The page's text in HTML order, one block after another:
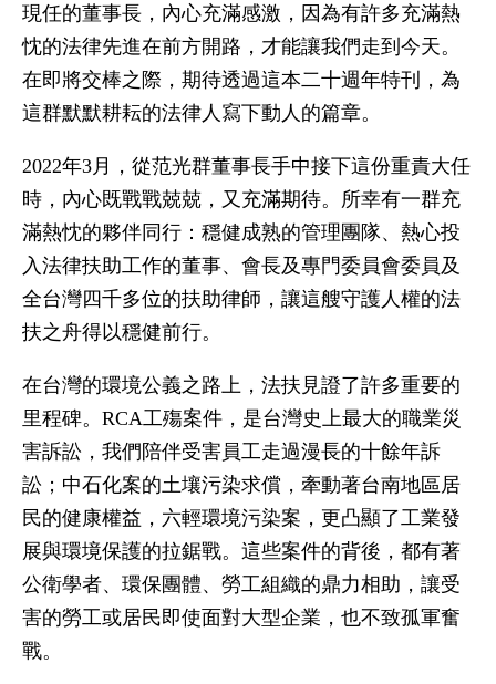
現任的董事長，內心充滿感激，因為有許多充滿熱
忱的法律先進在前方開路，才能讓我們走到今天。
在即將交棒之際，期待透過這本二十週年特刊，為
這群默默耕耘的法律人寫下動人的篇章。
2022年3月，從范光群董事長手中接下這份重責大任
時，內心既戰戰兢兢，又充滿期待。所幸有一群充
滿熱忱的夥伴同行：穩健成熟的管理團隊、熱心投
入法律扶助工作的董事、會長及專門委員會委員及
全台灣四千多位的扶助律師，讓這艘守護人權的法
扶之舟得以穩健前行。
在台灣的環境公義之路上，法扶見證了許多重要的
里程碑。RCA工殤案件，是台灣史上最大的職業災
害訴訟，我們陪伴受害員工走過漫長的十餘年訴
訟；中石化案的土壤污染求償，牽動著台南地區居
民的健康權益，六輕環境污染案，更凸顯了工業發
展與環境保護的拉鋸戰。這些案件的背後，都有著
公衛學者、環保團體、勞工組織的鼎力相助，讓受
害的勞工或居民即使面對大型企業，也不致孤軍奮
戰。